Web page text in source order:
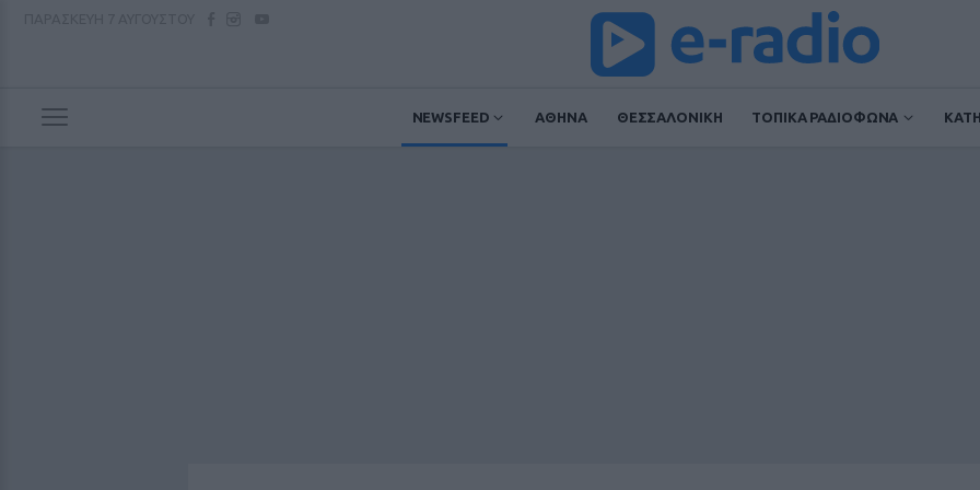
NEWSFEED ΑΘΗΝΑ ΘΕΣΣΑΛΟΝΙΚΗ ΤΟΠΙΚΑ ΡΑΔΙΟΦΩΝΑ